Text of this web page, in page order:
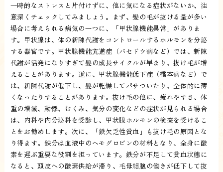
一時的なストレスと片付けずに、他に気になる症状がないか、注
意深くチェックしてみましょう。まず、髪の毛が抜ける量が多い
場合に考えられる病気の一つに、「甲状腺機能異常」がありま
す。甲状腺は、体の新陳代謝をコントロールするホルモンを分泌
する器官です。甲状腺機能亢進症（バセドウ病など）では、新陳
代謝が活発になりすぎて髪の成長サイクルが早まり、抜け毛が増
えることがあります。逆に、甲状腺機能低下症（橋本病など）で
は、新陳代謝が低下し、髪が乾燥してパサついたり、全体的に薄
くなったりすることがあります。抜け毛の他に、疲れやすさ、体
重の増減、動悸、むくみ、気分の変化などの症状が見られる場合
は、内科や内分泌科を受診し、甲状腺ホルモンの検査を受けるこ
とをお勧めします。次に、「鉄欠乏性貧血」も抜け毛の原因とな
り得ます。鉄分は血液中のヘモグロビンの材料となり、全身に酸
素を運ぶ重要な役割を担っています。鉄分が不足して貧血状態に
なると、頭皮への酸素供給が滞り、毛母細胞の働きが低下して抜